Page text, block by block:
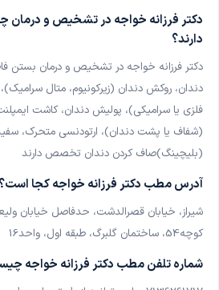
دکتر غلامحسین کمالی
دکتر شیرین میرسپاسی
پزشک عمومی
دکتر کیوان نظری
دکتر مریم جلالوند
زنان و زایمان
دکتر سرور گودرزی
دکتر فرزانه خواجه در تشخیص و
دارند؟
دکتر فرزانه خواجه در تشخیص و درمان بستن
دندان، روکش دندان (زیرکونیوم، متال
فلزی یا سرامیکی)، پولیش دندان، کاشت
(شفاف یا پشت دندان)، ارتودنسی متحرک،
(بلیچینگ)صاف کردن دندان تخصص دارند
آدرس مطب دکتر فرزانه خواجه کجا است؟
شیراز، خیابان قصرالدشت، حدفاصل خیابان
کوچه54، ساختمان گلبرگ، طبقه اول، واحد16
شماره تلفن مطب دکتر فرزانه خواجه